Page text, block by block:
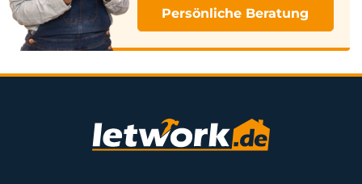
Persönliche Beratung